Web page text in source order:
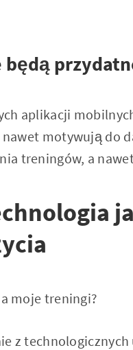
aplikacji
motywują do
treningów, a
moje treningi?
z